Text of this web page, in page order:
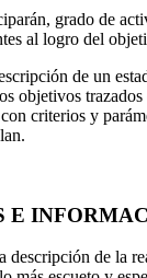
grado de
al logro del
de un
objetivos
criterios y
E
descripción de la